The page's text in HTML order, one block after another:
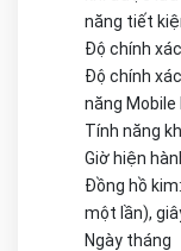
năng tiết
Độ chính xác
Độ chính
năng Mobile
Tính năng
Giờ hiện
Đồng hồ
một lần),
Ngày tháng